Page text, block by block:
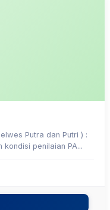
Putra dan Putri ) :
penilaian PA...